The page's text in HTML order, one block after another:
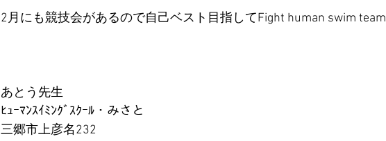
2月にも競技会があるので自己ベスト目指してFight human swim team
あとう先生
ﾋｭｰﾏﾝｽｲﾐﾝｸﾞｽｸｰﾙ・みさと
三郷市上彦名232